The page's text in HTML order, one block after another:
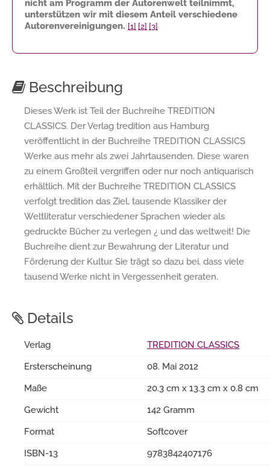
nicht am Programm der Autorenwelt teilnimmt,
unterstützen wir mit diesem Anteil verschiedene
Autorenvereinigungen. [1] [2] [3]
Beschreibung
Dieses Werk ist Teil der Buchreihe TREDITION
CLASSICS. Der Verlag tredition aus Hamburg
veröffentlicht in der Buchreihe TREDITION CLASSICS
Werke aus mehr als zwei Jahrtausenden. Diese waren
zu einem Großteil vergriffen oder nur noch antiquarisch
erhältlich. Mit der Buchreihe TREDITION CLASSICS
verfolgt tredition das Ziel, tausende Klassiker der
Weltliteratur verschiedener Sprachen wieder als
gedruckte Bücher zu verlegen ¿ und das weltweit! Die
Buchreihe dient zur Bewahrung der Literatur und
Förderung der Kultur. Sie trägt so dazu bei, dass viele
tausend Werke nicht in Vergessenheit geraten.
Details
Verlag
TREDITION CLASSICS
Ersterscheinung
08. Mai 2012
Maße
20.3 cm x 13.3 cm x 0.8 cm
Gewicht
142 Gramm
Format
Softcover
ISBN-13
9783842407176